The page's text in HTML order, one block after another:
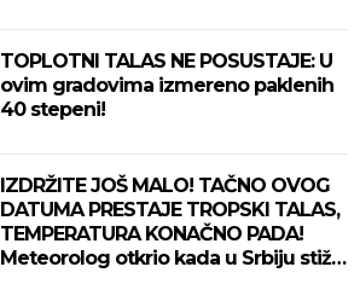
TOPLOTNI TALAS NE POSUSTAJE: U
ovim gradovima izmereno paklenih
40 stepeni!
IZDRŽITE JOŠ MALO! TAČNO OVOG
DATUMA PRESTAJE TROPSKI TALAS,
TEMPERATURA KONAČNO PADA!
Meteorolog otkrio kada u Srbiju stiže